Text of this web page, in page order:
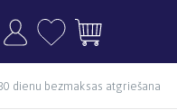
dienu bezmaksas atgriešana